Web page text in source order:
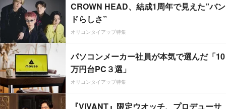
CROWN HEAD、結成1周年で見えた”バン
ドらしさ”
オリコンタイアップ特集
パソコンメーカー社員が本気で選んだ「10
万円台PC３選」
オリコンタイアップ特集
『VIVANT』限定ウオッチ、プロデューサ